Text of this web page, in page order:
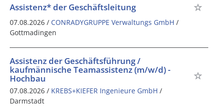
Assistenz* der Geschäftsleitung
07.08.2026 / CONRADYGRUPPE Verwaltungs GmbH /
Gottmadingen
Assistenz der Geschäftsführung /
kaufmännische Teamassistenz (m/w/d) -
Hochbau
07.08.2026 / KREBS+KIEFER Ingenieure GmbH /
Darmstadt